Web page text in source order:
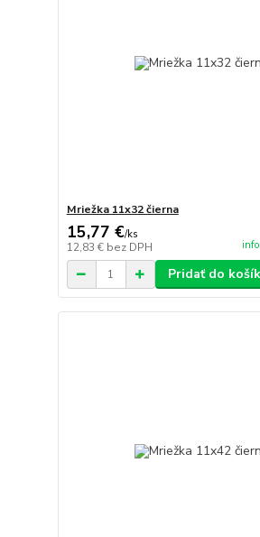
Mriežka 11x32 čierna
15,77 €/ks
12,83 € bez DPH
Pridať do